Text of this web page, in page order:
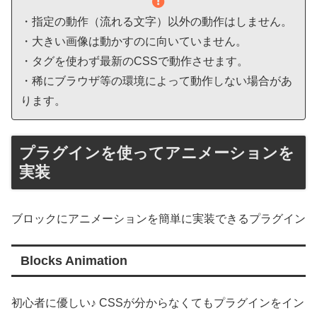
・指定の動作（流れる文字）以外の動作はしません。
・大きい画像は動かすのに向いていません。
・タグを使わず最新のCSSで動作させます。
・稀にブラウザ等の環境によって動作しない場合があ
ります。
プラグインを使ってアニメーションを
実装
ブロックにアニメーションを簡単に実装できるプラグイン
Blocks Animation
初心者に優しい♪ CSSが分からなくてもプラグインをイン